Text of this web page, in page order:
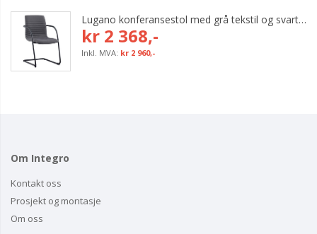
Lugano konferansestol med grå tekstil og svart bøyleunderstell
kr 2 368,-
kr 2 960,-
Om Integro
Kontakt oss
Prosjekt og montasje
Om oss